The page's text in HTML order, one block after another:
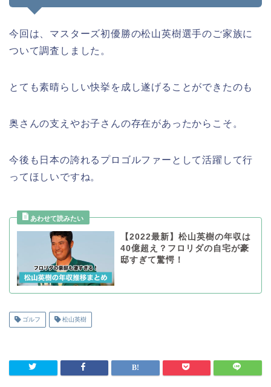
今回は、マスターズ初優勝の松山英樹選手のご家族に
ついて調査しました。
とても素晴らしい快挙を成し遂げることができたのも
奥さんの支えやお子さんの存在があったからこそ。
今後も日本の誇れるプロゴルファーとして活躍して行
ってほしいですね。
【2022最新】松山英樹の年収は
40億超え？フロリダの自宅が豪
邸すぎて驚愕！
ゴルフ 松山英樹